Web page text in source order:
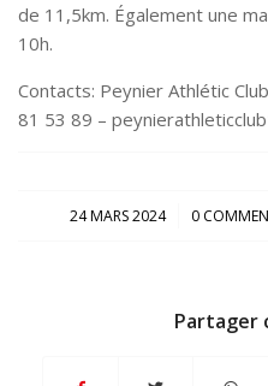
de 11,5km. Également une
10h.
Contacts: Peynier Athlétic
81 53 89 –
24 MARS 2024
/ 0 /
Partager